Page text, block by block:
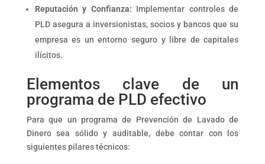
Reputación y Confianza: Implementar controles de
PLD asegura a inversionistas, socios y bancos que su
empresa es un entorno seguro y libre de capitales
ilícitos.
Elementos clave de un
programa de PLD efectivo
Para que un programa de Prevención de Lavado de
Dinero sea sólido y auditable, debe contar con los
siguientes pilares técnicos: